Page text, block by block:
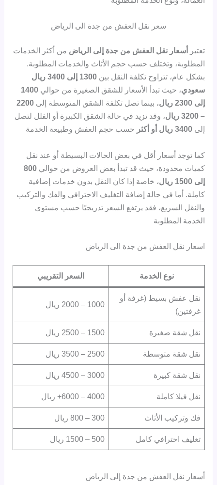
سعر نقل العفش من جدة الى الرياض
تعتبر أسعار نقل العفش من جدة إلى الرياض من أكثر الخدمات
المطلوبة، وتختلف حسب حجم الأثاث والخدمات المطلوبة.
بشكل عام، تتراوح تكلفة النقل بين
1300 إلى 3400 ريال
سعودي، حيث تبدأ الأسعار للشقق الصغيرة من حوالي1400
إلى 2300 ريال
، بينما تصل تكلفة الشقق المتوسطة إلى2200
– 3200 ريال
، وقد تزيد في حالة الشقق الكبيرة أو الفلل لتصل
إلى3400 ريال أو أكثر حسب حجم العفش وطبيعة الخدمة
كما توجد أسعار أقل في بعض الحالات البسيطة أو عند نقل
كميات محدودة، حيث قد تبدأ بعض العروض من حوالي800
إلى 1500 ريال
، خاصة إذا كان النقل بدون خدمات إضافية
كاملة. أما في حالة إضافة التغليف الاحترافي والفك والتركيب
والنقل السريع، فقد يرتفع السعر تدريجيًا حسب مستوى
الخدمة المطلوبة
اسعار نقل العفش من جدة الى الرياض
نوع الخدمة السعر التقريبي
نقل عفش بسيط (غرفة أو
غرفتين)
1000 – 2000 ريال
نقل شقة صغيرة 1500 – 2500 ريال
نقل شقة متوسطة 2500 – 3500 ريال
نقل شقة كبيرة 3000 – 4500 ريال
نقل فيلا كاملة 4000 – 6000+ ريال
فك وتركيب الأثاث 300 – 800 ريال
تغليف احترافي كامل 500 – 1500 ريال
أسعار نقل العفش من جدة إلى الرياض